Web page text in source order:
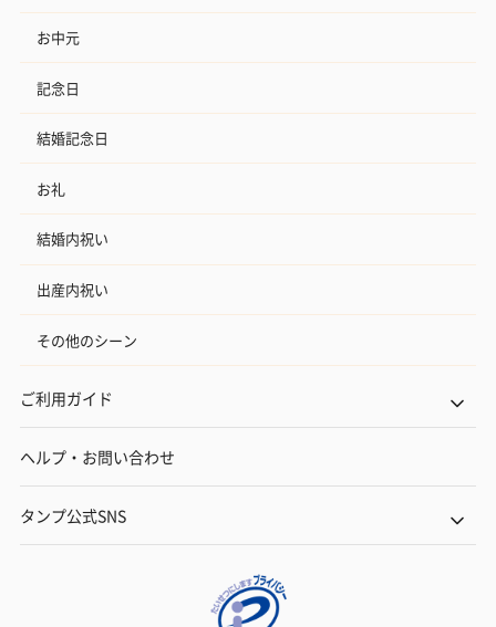
お中元
記念日
結婚記念日
お礼
結婚内祝い
出産内祝い
その他のシーン
ご利用ガイド
ヘルプ・お問い合わせ
タンプ公式SNS